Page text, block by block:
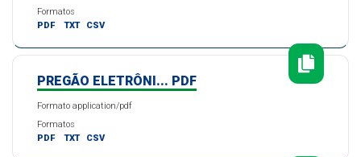
Formatos
PDF
TXT CSV
PREGÃO ELETRÔNI... PDF
Formato application/pdf
Formatos
PDF
TXT CSV